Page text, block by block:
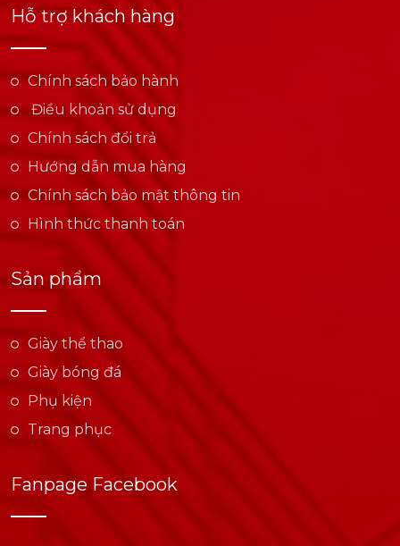
Hỗ trợ khách hàng
Chính sách bảo hành
Điều khoản sử dụng
Chính sách đổi trả
Hướng dẫn mua hàng
Chính sách bảo mật thông tin
Hình thức thanh toán
Sản phẩm
Giày thể thao
Giày bóng đá
Phụ kiện
Trang phục
Fanpage Facebook